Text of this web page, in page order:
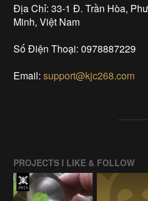
Địa Chỉ: 33-1 Đ. Trần Hòa,
Minh, Việt Nam
Số Điện Thoại: 0978887229
Email:support@kjc268.com
PROJECTS I LIKE & FOLLOW